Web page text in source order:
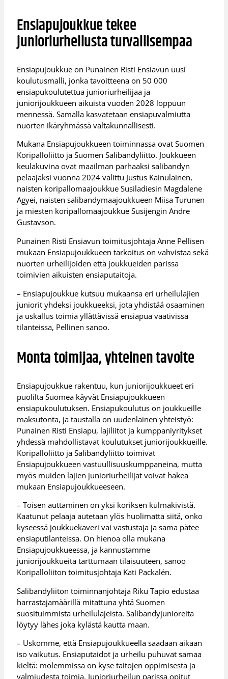
Ensiapujoukkue tekee
junioriurheilusta turvallisempaa
Ensiapujoukkue on Punainen Risti Ensiavun uusi
koulutusmalli, jonka tavoitteena on 50 000
ensiapukoulutettua junioriurheilijaa ja
juniorijoukkueen aikuista vuoden 2028 loppuun
mennessä. Samalla kasvatetaan ensiapuvalmiutta
nuorten ikäryhmässä valtakunnallisesti.
Mukana Ensiapujoukkueen toiminnassa ovat Suomen
Koripalloliitto ja Suomen Salibandyliitto. Joukkueen
keulakuvina ovat maailman parhaaksi salibandyn
pelaajaksi vuonna 2024 valittu Justus Kainulainen,
naisten koripallomaajoukkue Susiladiesin Magdalene
Agyei, naisten salibandymaajoukkueen Miisa Turunen
ja miesten koripallomaajoukkue Susijengin Andre
Gustavson.
Punainen Risti Ensiavun toimitusjohtaja Anne Pellisen
mukaan Ensiapujoukkueen tarkoitus on vahvistaa sekä
nuorten urheilijoiden että joukkueiden parissa
toimivien aikuisten ensiaputaitoja.
– Ensiapujoukkue kutsuu mukaansa eri urheilulajien
juniorit yhdeksi joukkueeksi, jota yhdistää osaaminen
ja uskallus toimia yllättävissä ensiapua vaativissa
tilanteissa, Pellinen sanoo.
Monta toimijaa, yhteinen tavoite
Ensiapujoukkue rakentuu, kun juniorijoukkueet eri
puolilta Suomea käyvät Ensiapujoukkueen
ensiapukoulutuksen. Ensiapukoulutus on joukkueille
maksutonta, ja taustalla on uudenlainen yhteistyö:
Punainen Risti Ensiapu, lajiliitot ja kumppaniyritykset
yhdessä mahdollistavat koulutukset juniorijoukkueille.
Koripalloliitto ja Salibandyliitto toimivat
Ensiapujoukkueen vastuullisuuskumppaneina, mutta
myös muiden lajien junioriurheilijat voivat hakea
mukaan Ensiapujoukkueeseen.
– Toisen auttaminen on yksi koriksen kulmakivistä.
Kaatunut pelaaja autetaan ylös huolimatta siitä, onko
kyseessä joukkuekaveri vai vastustaja ja sama pätee
ensiaputilanteissa. On hienoa olla mukana
Ensiapujoukkueessa, ja kannustamme
juniorijoukkueita tarttumaan tilaisuuteen, sanoo
Koripalloliiton toimitusjohtaja Kati Packalén.
Salibandyliiton toiminnanjohtaja Riku Tapio edustaa
harrastajamäärillä mitattuna yhtä Suomen
suosituimmista urheilulajeista. Salibandyjunioreita
löytyy lähes joka kylästä kautta maan.
– Uskomme, että Ensiapujoukkueella saadaan aikaan
iso vaikutus. Ensiaputaidot ja urheilu puhuvat samaa
kieltä: molemmissa on kyse taitojen oppimisesta ja
valmiudesta toimia. Junioriurheilun parissa opitut